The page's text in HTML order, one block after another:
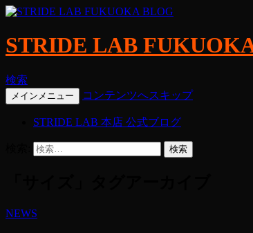
STRIDE LAB
検索
メインメニュー コンテンツへスキップ
STRIDE LAB 本店 公式ブログ
NEWS